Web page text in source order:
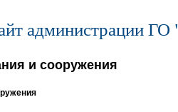
администрации ГО
и сооружения